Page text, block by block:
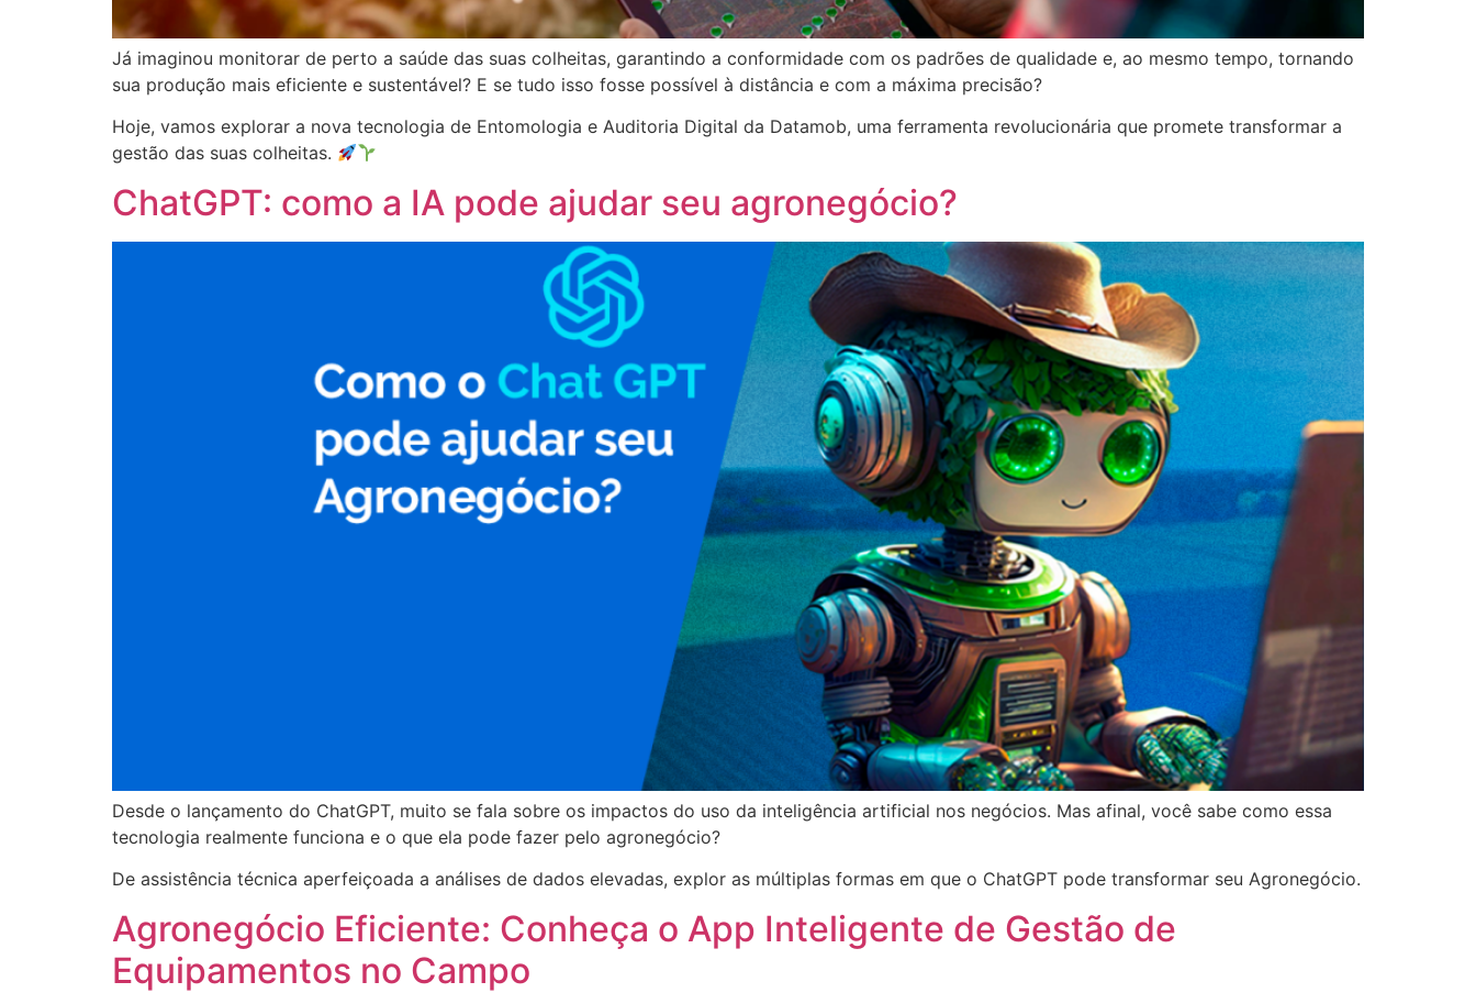
Já imaginou monitorar de perto a saúde das suas colheitas, garantindo a conformidade com os padrões de qualidade e, ao mesmo tempo, tornando
sua produção mais eficiente e sustentável? E se tudo isso fosse possível à distância e com a máxima precisão?
Hoje, vamos explorar a nova tecnologia de Entomologia e Auditoria Digital da Datamob, uma ferramenta revolucionária que promete transformar a
gestão das suas colheitas.
ChatGPT: como a IA pode ajudar seu agronegócio?
Desde o lançamento do ChatGPT, muito se fala sobre os impactos do uso da inteligência artificial nos negócios. Mas afinal, você sabe como essa
tecnologia realmente funciona e o que ela pode fazer pelo agronegócio?
De assistência técnica aperfeiçoada a análises de dados elevadas, explor as múltiplas formas em que o ChatGPT pode transformar seu Agronegócio.
Agronegócio Eficiente: Conheça o App Inteligente de Gestão de
Equipamentos no Campo